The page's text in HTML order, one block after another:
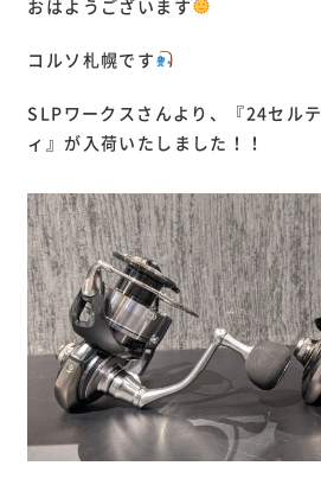
おはようございます
コルソ札幌です
SLPワークスさんより、『24セル
ィ』が入荷いたしました！！